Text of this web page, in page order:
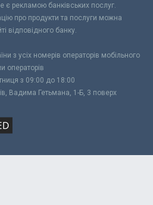
є рекламою банківських послуг.
про продукти та послуги можна
відповідного банку.
з усіх номерів операторів мобільного
операторів
з 09:00 до 18:00
Вадима Гетьмана, 1-Б, 3 поверх